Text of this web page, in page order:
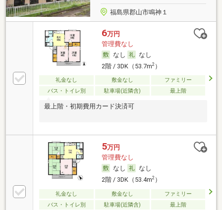
福島県郡山市鳴神１
6万円
管理費なし
なし
なし
2階 / 3DK（53.7m2）
礼金なし 敷金なし
ファミリー
バス・トイレ別
駐車場(近隣含) 最上階
最上階・初期費用カード決済可
5万円
管理費なし
なし
なし
2階 / 3DK（53.4m2）
礼金なし 敷金なし
ファミリー
バス・トイレ別
駐車場(近隣含) 最上階